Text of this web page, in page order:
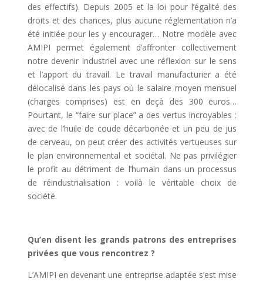
des effectifs). Depuis 2005 et la loi pour l’égalité des
droits et des chances, plus aucune réglementation n’a
été initiée pour les y encourager… Notre modèle avec
AMIPI permet également d’affronter collectivement
notre devenir industriel avec une réflexion sur le sens
et l’apport du travail. Le travail manufacturier a été
délocalisé dans les pays où le salaire moyen mensuel
(charges comprises) est en deçà des 300 euros…
Pourtant, le “faire sur place” a des vertus incroyables :
avec de l’huile de coude décarbonée et un peu de jus
de cerveau, on peut créer des activités vertueuses sur
le plan environnemental et sociétal. Ne pas privilégier
le profit au détriment de l’humain dans un processus
de réindustrialisation : voilà le véritable choix de
société.
Qu’en disent les grands patrons des entreprises
privées que vous rencontrez ?
L’AMIPI en devenant une entreprise adaptée s’est mise